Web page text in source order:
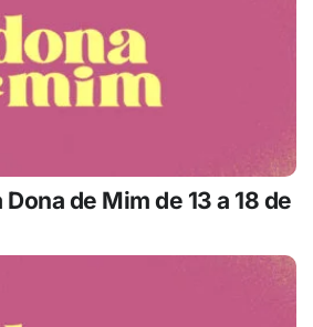
de Mim de 13 a 18 de